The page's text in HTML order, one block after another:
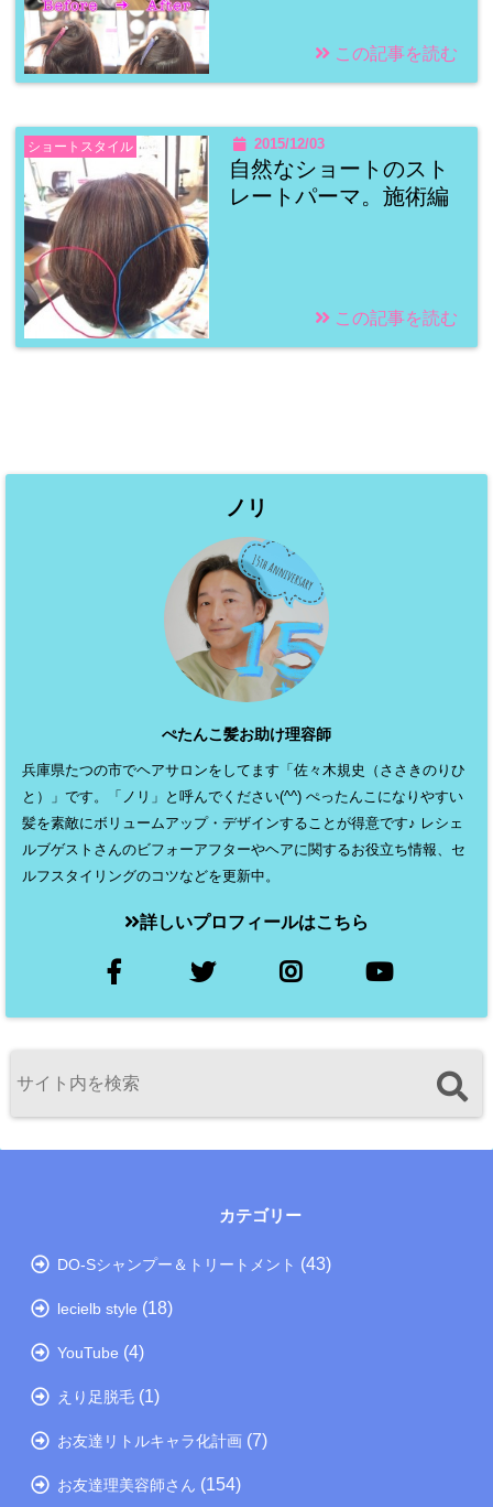
この記事を読む
ショートスタイル 2015/12/03
自然なショートのスト
レートパーマ。施術編
この記事を読む
ノリ
ぺたんこ髪お助け理容師
兵庫県たつの市でヘアサロンをしてます「佐々木規史（ささきのりひ
と）」です。「ノリ」と呼んでください(^^) ぺったんこになりやすい
髪を素敵にボリュームアップ・デザインすることが得意です♪ レシェ
ルブゲストさんのビフォーアフターやヘアに関するお役立ち情報、セ
ルフスタイリングのコツなどを更新中。
詳しいプロフィールはこちら
カテゴリー
DO-Sシャンプー＆トリートメント (43)
lecielb style (18)
YouTube (4)
えり足脱毛 (1)
お友達リトルキャラ化計画 (7)
お友達理美容師さん (154)